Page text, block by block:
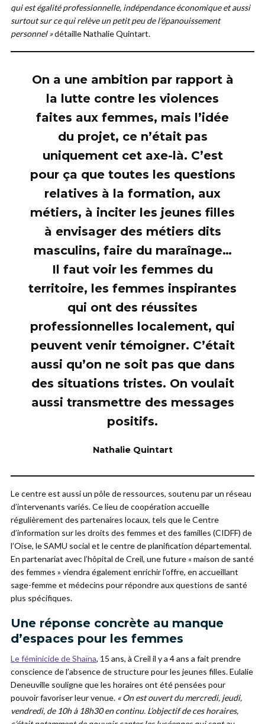
qui est égalité professionnelle, indépendance économique et aussi
surtout sur ce qui relève un petit peu de l’épanouissement
personnel »détaille Nathalie Quintart.
On a une ambition par rapport à
la lutte contre les violences
faites aux femmes, mais l’idée
du projet, ce n’était pas
uniquement cet axe-là. C’est
pour ça que toutes les questions
relatives à la formation, aux
métiers, à inciter les jeunes filles
à envisager des métiers dits
masculins, faire du maraînage…
Il faut voir les femmes du
territoire, les femmes inspirantes
qui ont des réussites
professionnelles localement, qui
peuvent venir témoigner. C’était
aussi qu’on ne soit pas que dans
des situations tristes. On voulait
aussi transmettre des messages
positifs.
Nathalie Quintart
Le centre est aussi un pôle de ressources, soutenu par un réseau
d’intervenants variés. Ce lieu de coopération accueille
régulièrement des partenaires locaux, tels que le Centre
d’information sur les droits des femmes et des familles (CIDFF) de
l’Oise, le SAMU social et le centre de planification départemental.
En partenariat avec l’hôpital de Creil, une future « maison de santé
des femmes » viendra également enrichir l’offre, en accueillant
sage-femme et médecins pour répondre aux questions de santé
plus spécifiques.
Une réponse concrète au manque
d’espaces pour les femmes
Le féminicide de Shaïna, 15 ans, à Creil il y a 4 ans a fait prendre
conscience de l’absence de structure pour les jeunes filles. Eulalie
Deneuville souligne que les horaires ont été pensées pour
pouvoir favoriser leur venue. « On est ouvert du mercredi, jeudi,
vendredi, de 10h à 18h30 en continu. L’objectif de ces horaires,